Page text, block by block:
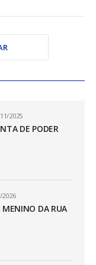
2025
DE PODER
2026
DA RUA